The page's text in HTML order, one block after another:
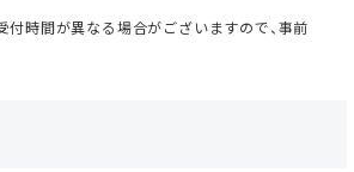
付時間が異なる場合がございますので、事前